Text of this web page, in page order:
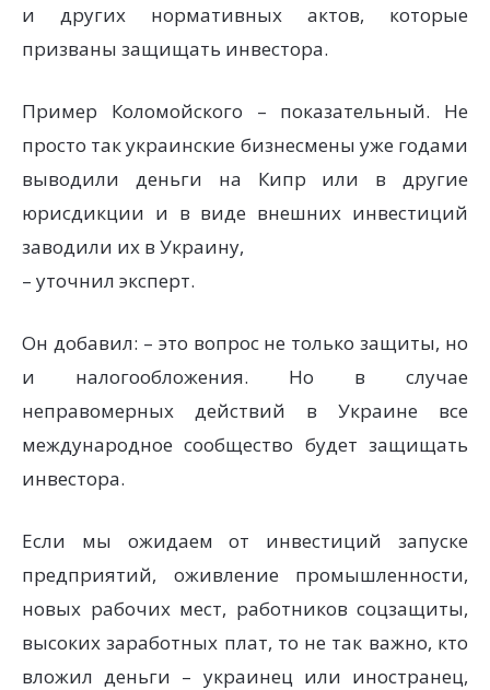
и других нормативных актов, которые
призваны защищать инвестора.
Пример Коломойского – показательный. Не
просто так украинские бизнесмены уже годами
выводили деньги на Кипр или в другие
юрисдикции и в виде внешних инвестиций
заводили их в Украину,
– уточнил эксперт.
Он добавил: – это вопрос не только защиты, но
и налогообложения. Но в случае
неправомерных действий в Украине все
международное сообщество будет защищать
инвестора.
Если мы ожидаем от инвестиций запуске
предприятий, оживление промышленности,
новых рабочих мест, работников соцзащиты,
высоких заработных плат, то не так важно, кто
вложил деньги – украинец или иностранец,